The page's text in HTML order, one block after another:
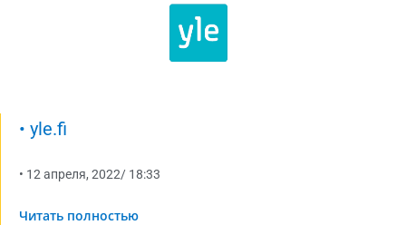
• yle.fi
• 12 апреля, 2022/ 18:33
Читать полностью